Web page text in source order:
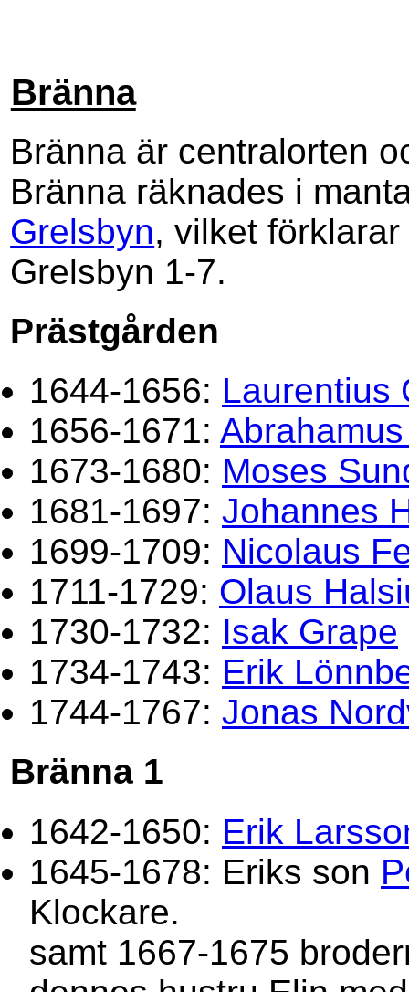
Bränna
Bränna är centralorten
Bränna räknades i
Grelsbyn, vilket
Grelsbyn 1-7.
Prästgården
1644-1656: Laurentius
1656-1671:
1673-1680: Moses
1681-1697: Johannes
1699-1709: Nicolaus
1711-1729: Olaus
1730-1732: Isak Grape
1734-1743: Erik
1744-1767: Jonas
Bränna 1
1642-1650: Erik
1645-1678: Eriks son
Klockare.
samt 1667-1675